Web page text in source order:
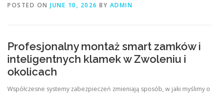
BLOG KONTAKT
POSTED ON JUNE 10, 2026 BY ADMIN
Profesjonalny montaż smart zamków i
inteligentnych klamek w Zwoleniu i
okolicach
Współczesne systemy zabezpieczeń zmieniają sposób, w jaki myślimy o